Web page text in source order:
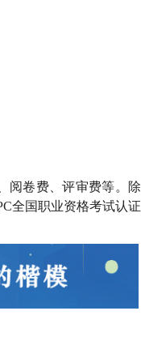
阅卷费、评审费等。除
全国职业资格考试认证